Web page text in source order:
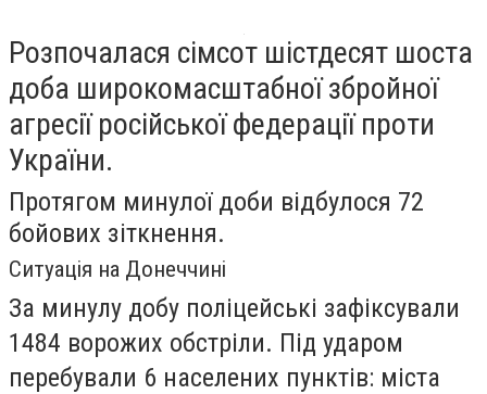
Розпочалася сімсот шістдесят шоста
доба широкомасштабної збройної
агресії російської федерації проти
України.
Протягом минулої доби відбулося 72
бойових зіткнення.
Ситуація на Донеччині
За минулу добу поліцейські зафіксували
1484 ворожих обстріли. Під ударом
перебували 6 населених пунктів: міста